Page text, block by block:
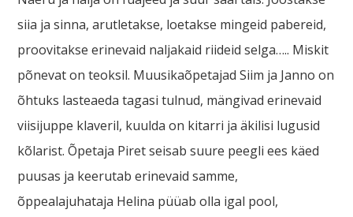
siia ja sinna, arutletakse, loetakse mingeid pabereid,
proovitakse erinevaid naljakaid riideid selga….. Miskit
põnevat on teoksil. Muusikaõpetajad Siim ja Janno on
õhtuks lasteaeda tagasi tulnud, mängivad erinevaid
viisijuppe klaveril, kuulda on kitarri ja äkilisi lugusid
kõlarist. Õpetaja Piret seisab suure peegli ees käed
puusas ja keerutab erinevaid samme,
õppealajuhataja Helina püüab olla igal pool,